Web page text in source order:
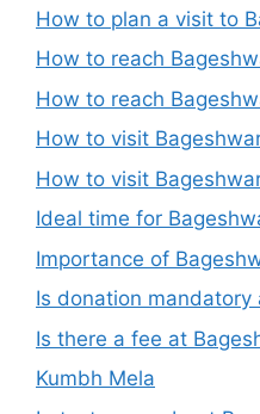
How to plan a visit to
How to reach
How to reach
How to visit
How to visit
Ideal time for
Importance of
Is donation mandatory
Is there a fee at
Kumbh Mela